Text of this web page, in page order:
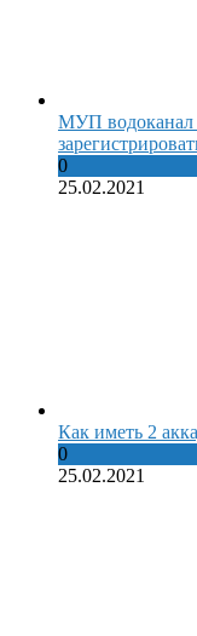
МУП водоканал
0
25.02.2021
Как иметь 2
0
25.02.2021